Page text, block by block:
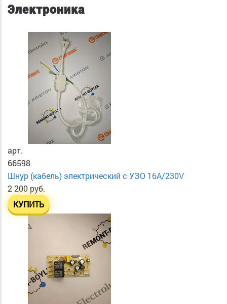
Электроника
арт.
66598
Шнур (кабель) электрический с УЗО 16А/230V
2 200 руб.
КУПИТЬ